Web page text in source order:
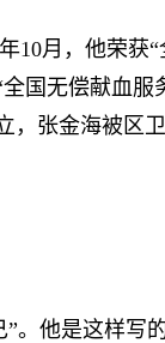
，他荣获“
国无偿献血
，张金海被区
他是这样写的